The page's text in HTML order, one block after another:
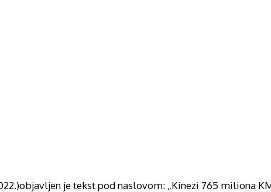
je tekst pod naslovom: „Kinezi 765 miliona